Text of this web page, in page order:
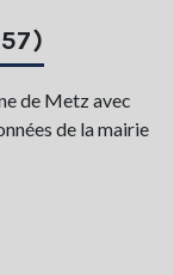
de Metz avec
de la mairie